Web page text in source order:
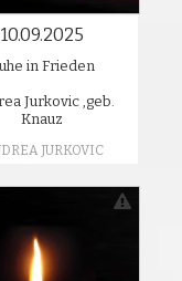
10.09.2025
in Frieden
Jurkovic ,geb.
Knauz
JURKOVIC